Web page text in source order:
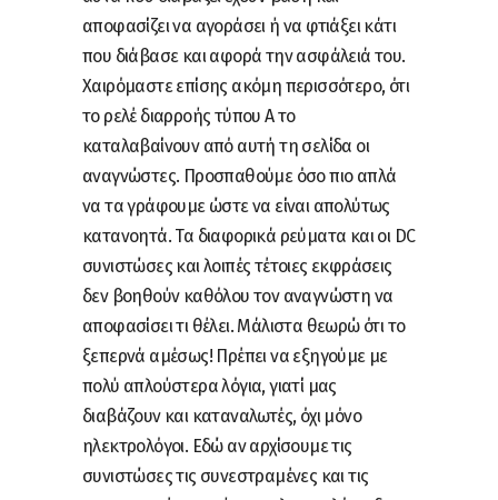
αποφασίζει να αγοράσει ή να φτιάξει κάτι
που διάβασε και αφορά την ασφάλειά του.
Χαιρόμαστε επίσης ακόμη περισσότερο, ότι
το ρελέ διαρροής τύπου Α το
καταλαβαίνουν από αυτή τη σελίδα οι
αναγνώστες. Προσπαθούμε όσο πιο απλά
να τα γράφουμε ώστε να είναι απολύτως
κατανοητά. Τα διαφορικά ρεύματα και οι DC
συνιστώσες και λοιπές τέτοιες εκφράσεις
δεν βοηθούν καθόλου τον αναγνώστη να
αποφασίσει τι θέλει. Μάλιστα θεωρώ ότι το
ξεπερνά αμέσως! Πρέπει να εξηγούμε με
πολύ απλούστερα λόγια, γιατί μας
διαβάζουν και καταναλωτές, όχι μόνο
ηλεκτρολόγοι. Εδώ αν αρχίσουμε τις
συνιστώσες τις συνεστραμένες και τις